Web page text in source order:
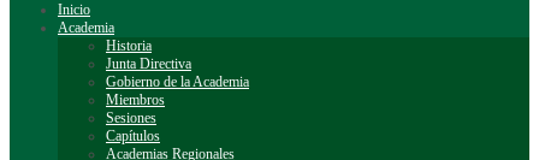
Inicio
Academia
Historia
Junta Directiva
Gobierno de la Academia
Miembros
Sesiones
Capítulos
Academias Regionales